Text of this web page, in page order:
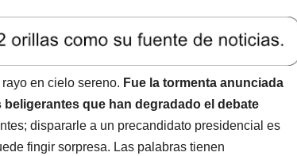
en cielo sereno. Fue la tormenta anunciada
que han degradado el debate
dispararle a un precandidato presidencial es
fingir sorpresa. Las palabras tienen